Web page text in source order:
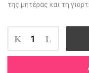
της μητέρας και τη